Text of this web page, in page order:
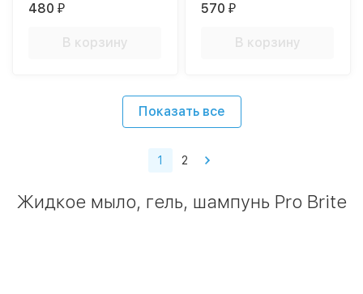
480₽
В корзину
570₽
В корзину
Показать все
1 2
Жидкое мыло, гель, шампунь Pro Brite